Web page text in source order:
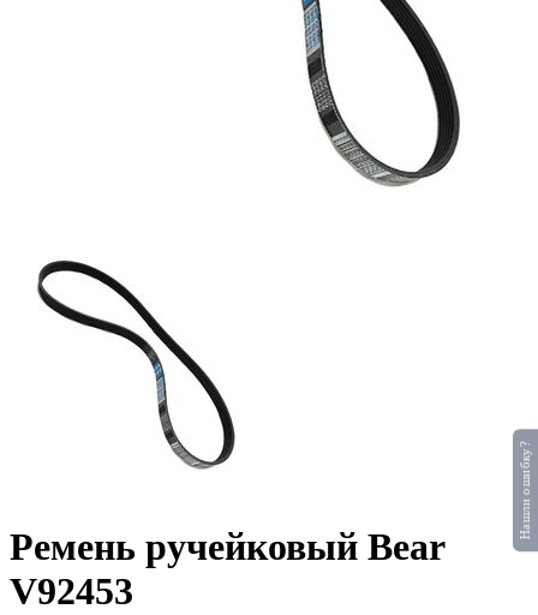
Ремень ручейковый Bear
V92453
Нашли ошибку?